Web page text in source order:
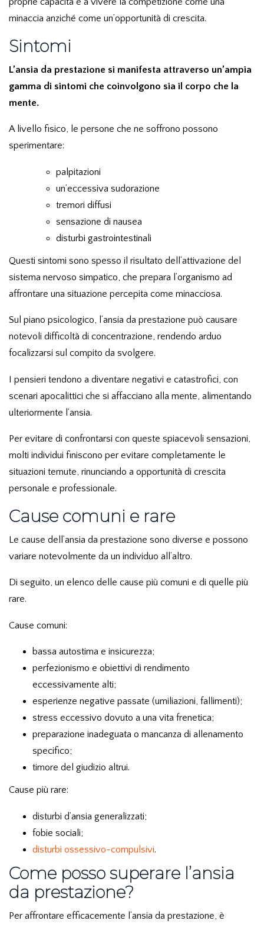
minaccia anziché come un’opportunità di crescita.
Sintomi
L’ansia da prestazione si manifesta attraverso un’ampia
gamma di sintomi che coinvolgono sia il corpo che la
mente.
A livello fisico, le persone che ne soffrono possono
sperimentare:
palpitazioni
un’eccessiva sudorazione
tremori diffusi
sensazione di nausea
disturbi gastrointestinali
Questi sintomi sono spesso il risultato dell’attivazione del
sistema nervoso simpatico, che prepara l’organismo ad
affrontare una situazione percepita come minacciosa.
Sul piano psicologico, l’ansia da prestazione può causare
notevoli difficoltà di concentrazione, rendendo arduo
focalizzarsi sul compito da svolgere.
I pensieri tendono a diventare negativi e catastrofici, con
scenari apocalittici che si affacciano alla mente, alimentando
ulteriormente l’ansia.
Per evitare di confrontarsi con queste spiacevoli sensazioni,
molti individui finiscono per evitare completamente le
situazioni temute, rinunciando a opportunità di crescita
personale e professionale.
Cause comuni e rare
Le cause dell’ansia da prestazione sono diverse e possono
variare notevolmente da un individuo all’altro.
Di seguito, un elenco delle cause più comuni e di quelle più
rare.
Cause comuni:
bassa autostima e insicurezza;
perfezionismo e obiettivi di rendimento
eccessivamente alti;
esperienze negative passate (umiliazioni, fallimenti);
stress eccessivo dovuto a una vita frenetica;
preparazione inadeguata o mancanza di allenamento
specifico;
timore del giudizio altrui.
Cause più rare:
disturbi d’ansia generalizzati;
fobie sociali;
disturbi ossessivo-compulsivi.
Come posso superare l’ansia
da prestazione?
Per affrontare efficacemente l’ansia da prestazione, è